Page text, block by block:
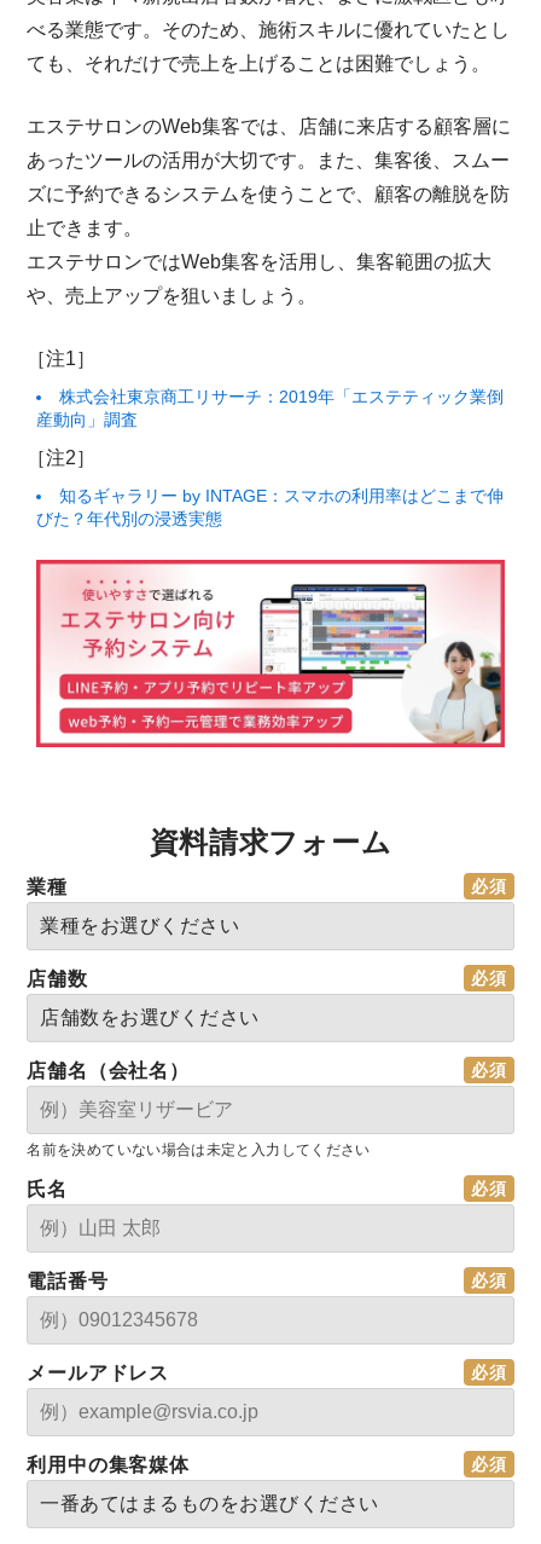
べる業態です。そのため、施術スキルに優れていたとし
ても、それだけで売上を上げることは困難でしょう。
エステサロンのWeb集客では、店舗に来店する顧客層に
あったツールの活用が大切です。また、集客後、スムー
ズに予約できるシステムを使うことで、顧客の離脱を防
止できます。
エステサロンではWeb集客を活用し、集客範囲の拡大
や、売上アップを狙いましょう。
［注1］
株式会社東京商工リサーチ：2019年「エステティック業倒
産動向」調査
［注2］
知るギャラリー by INTAGE：スマホの利用率はどこまで伸
びた？年代別の浸透実態
資料請求フォーム
業種
店舗数
店舗名（会社名）
名前を決めていない場合は未定と入力してください
氏名
電話番号
メールアドレス
利用中の集客媒体